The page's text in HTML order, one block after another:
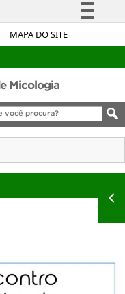
MAPA DO SITE
Simplifique!
Acesso à informação
Legislação
Canais
Micologia